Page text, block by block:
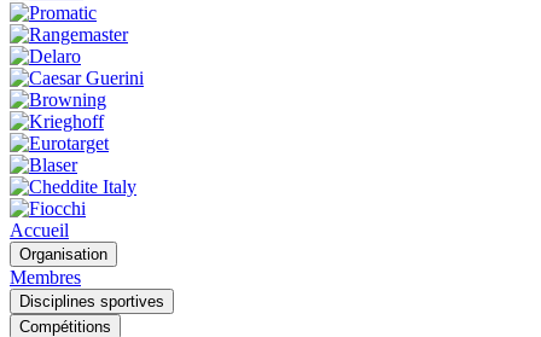
Accueil
Organisation
Membres
Disciplines sportives
Compétitions